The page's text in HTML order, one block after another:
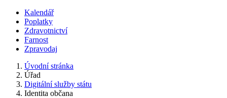
Kalendář
Poplatky
Zdravotnictví
Farnost
Zpravodaj
Úvodní stránka
Úřad
Digitální služby státu
Identita občana